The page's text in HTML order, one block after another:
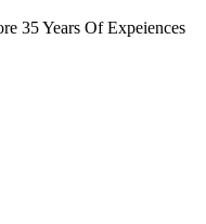
35 Years Of Expeiences